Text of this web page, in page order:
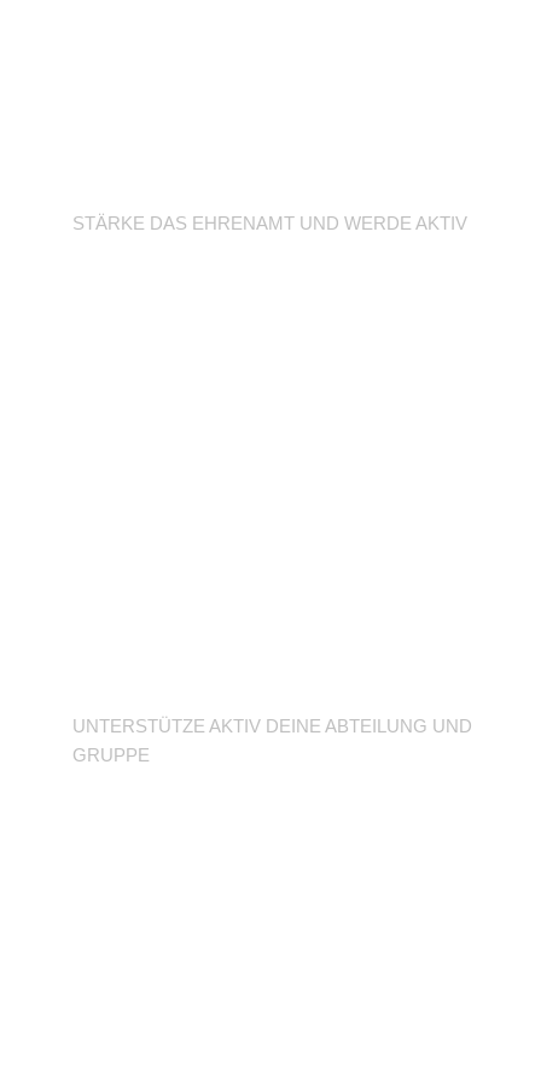
STÄRKE DAS EHRENAMT UND WERDE AKTIV
UNTERSTÜTZE AKTIV DEINE ABTEILUNG UND
GRUPPE